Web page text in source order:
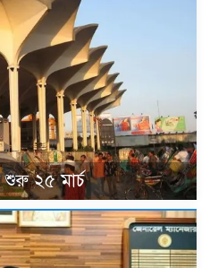
শুরু ২৫ মার্চ